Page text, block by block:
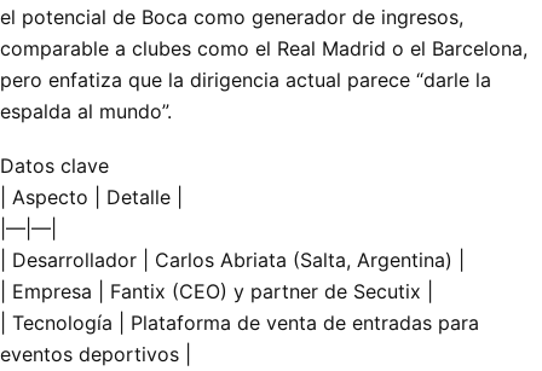
el potencial de Boca como generador de ingresos,
comparable a clubes como el Real Madrid o el Barcelona,
pero enfatiza que la dirigencia actual parece “darle la
espalda al mundo”.
Datos clave
| Aspecto | Detalle |
|—|—|
| Desarrollador | Carlos Abriata (Salta, Argentina) |
| Empresa | Fantix (CEO) y partner de Secutix |
| Tecnología | Plataforma de venta de entradas para
eventos deportivos |